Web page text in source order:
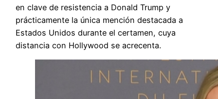
en clave de resistencia a Donald Trump y
prácticamente la única mención destacada a
Estados Unidos durante el certamen, cuya
distancia con Hollywood se acrecenta.